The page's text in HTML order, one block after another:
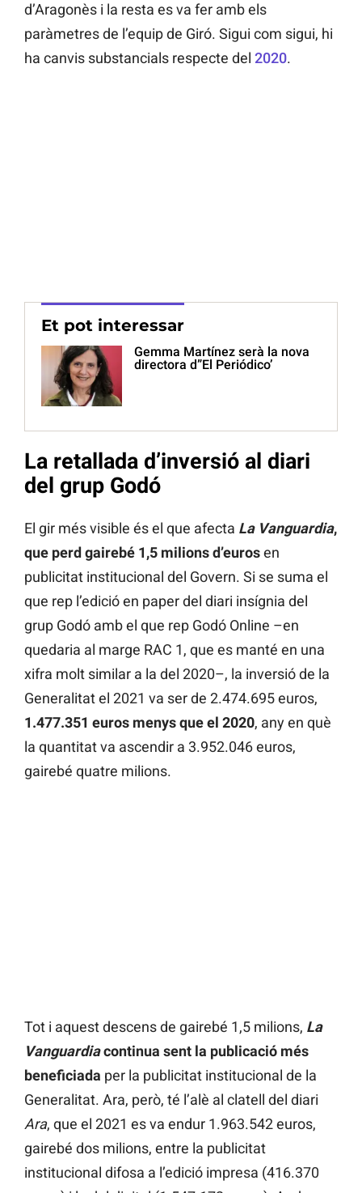
d’Aragonès i la resta es va fer amb els
paràmetres de l’equip de Giró. Sigui com sigui, hi
ha canvis substancials respecte del 2020.
Et pot interessar
Gemma Martínez serà la nova
directora d”El Periódico’
La retallada d’inversió al diari
del grup Godó
El gir més visible és el que afecta La Vanguardia,
que perd gairebé 1,5 milions d’eurosen
publicitat institucional del Govern. Si se suma el
que rep l’edició en paper del diari insígnia del
grup Godó amb el que rep Godó Online –en
quedaria al marge RAC 1, que es manté en una
xifra molt similar a la del 2020–, la inversió de la
Generalitat el 2021 va ser de 2.474.695 euros,
1.477.351 euros menys que el 2020, any en què
la quantitat va ascendir a 3.952.046 euros,
gairebé quatre milions.
Tot i aquest descens de gairebé 1,5 milions, La
Vanguardiacontinua sent la publicació més
beneficiada per la publicitat institucional de la
Generalitat. Ara, però, té l’alè al clatell del diari
Ara, que el 2021 es va endur 1.963.542 euros,
gairebé dos milions, entre la publicitat
institucional difosa a l’edició impresa (416.370